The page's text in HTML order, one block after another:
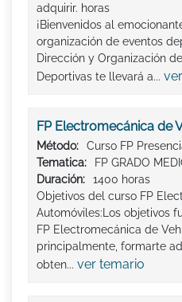
adquirir. horas
¡Bienvenidos al
organización de eventos
Dirección y Organización
Deportivas te llevará a...
FP Electromecánica de
Método:
Curso FP
Tematica:
FP GRADO
Duración:
1400 horas
Objetivos del curso FP
Automóviles:Los objetivos
FP Electromecánica de
principalmente, formarte
obten... ver temario